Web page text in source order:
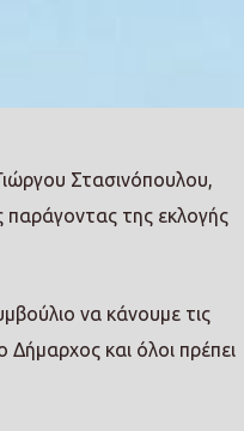
Στασινόπουλου,
παράγοντας της εκλογής
να κάνουμε τις
και όλοι πρέπει